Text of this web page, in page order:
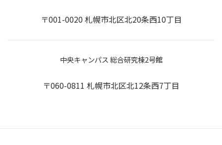
〒001-0020 札幌市北区北20条西10丁目
中央キャンパス 総合研究棟2号館
〒060-0811 札幌市北区北12条西7丁目